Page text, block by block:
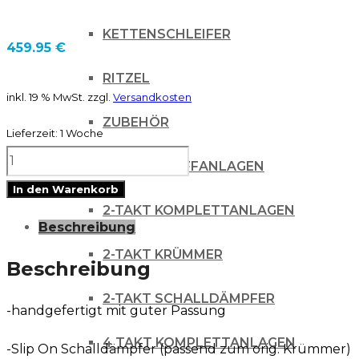
KETTENSCHLEIFER
RITZEL
ZUBEHÖR
AUSPUFFANLAGEN
2-TAKT KOMPLETTANLAGEN
2-TAKT KRÜMMER
2-TAKT SCHALLDÄMPFER
4 TAKT KOMPLETTANLAGEN
459.95 €
inkl. 19 % MwSt. zzgl. Versandkosten
Lieferzeit:1 Woche
LM
Auspuff
Schalldämpfer
On
RMZ
In den Warenkorb
Beschreibung
Beschreibung
-handgefertigt mit guter Passung
-Slip On Schalldämpfer (passend zum orig. Krümmer)